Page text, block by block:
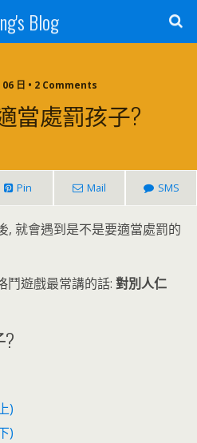
Blog
06 日 • 2 Comments
當處罰孩子?
Pin Mail SMS
, 就會遇到是不是要適當處罰的
鬥遊戲最常講的話: 對別人仁
)
)